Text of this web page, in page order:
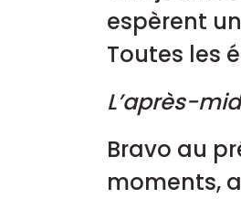
espèrent
Toutes les
L’après-
Bravo au
moments,